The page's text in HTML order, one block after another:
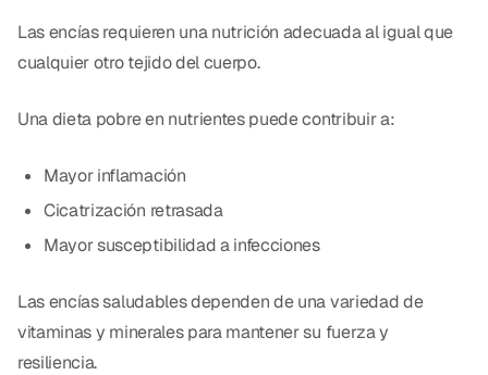
Las encías requieren una nutrición adecuada al igual que
cualquier otro tejido del cuerpo.
Una dieta pobre en nutrientes puede contribuir a:
Mayor inflamación
Cicatrización retrasada
Mayor susceptibilidad a infecciones
Las encías saludables dependen de una variedad de
vitaminas y minerales para mantener su fuerza y
resiliencia.